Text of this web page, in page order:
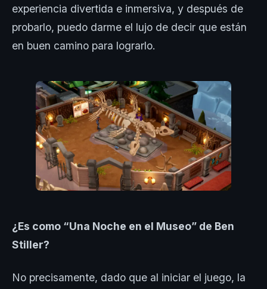
experiencia divertida e inmersiva, y después de
probarlo, puedo darme el lujo de decir que están
en buen camino para lograrlo.
¿Es como “Una Noche en el Museo” de Ben
Stiller?
No precisamente, dado que al iniciar el juego, la